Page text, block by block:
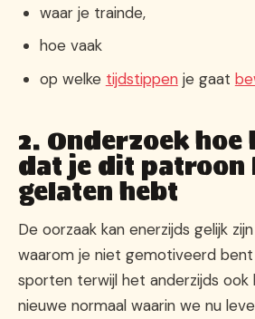
waar je trainde,
hoe vaak
op welke tijdstippenje gaat
2. Onderzoek hoe
dat je dit patroon
gelaten hebt
De oorzaak kan enerzijds gelijk
waarom je niet gemotiveerd
sporten terwijl het anderzijds ook
nieuwe normaal waarin we nu